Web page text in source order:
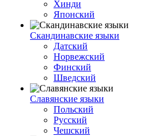
Хинди
Японский
Скандинавские языки
Датский
Норвежский
Финский
Шведский
Славянские языки
Польский
Русский
Чешский